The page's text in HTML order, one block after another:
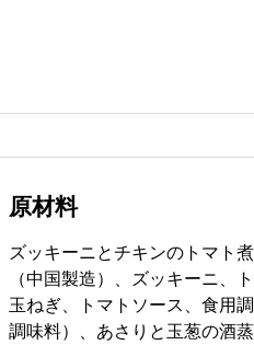
原材料
ズッキーニとチキンのトマト
（中国製造）、ズッキーニ、
玉ねぎ、トマトソース、食用
調味料）、あさりと玉葱の酒